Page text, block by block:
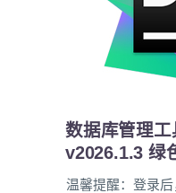
数据库管理
v2026.1.3 绿
温馨提醒：登录